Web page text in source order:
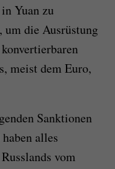
Yuan zu
um die Ausrüstung
meist dem Euro,
Sanktionen
alles
vom